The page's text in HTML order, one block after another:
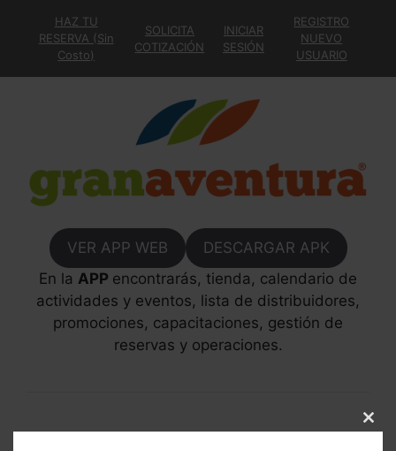
HAZ TU
RESERVA (Sin
Costo)
SOLICITA
COTIZACIÓN
INICIAR
SESIÓN
REGISTRO
NUEVO
USUARIO
VER APP WEB
DESCARGAR APK
En la APP encontrarás, tienda, calendario de
actividades y eventos, lista de distribuidores,
promociones, capacitaciones, gestión de
reservas y operaciones.